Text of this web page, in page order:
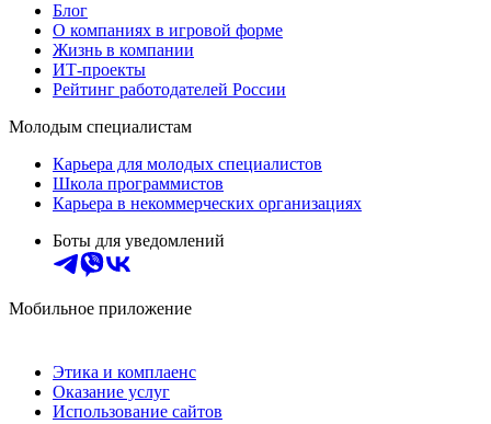
Блог
О компаниях в игровой форме
Жизнь в компании
ИТ-проекты
Рейтинг работодателей России
Молодым специалистам
Карьера для молодых специалистов
Школа программистов
Карьера в некоммерческих организациях
Боты для уведомлений
Мобильное приложение
Этика и комплаенс
Оказание услуг
Использование сайтов